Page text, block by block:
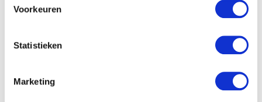
Voorkeuren
Statistieken
Marketing